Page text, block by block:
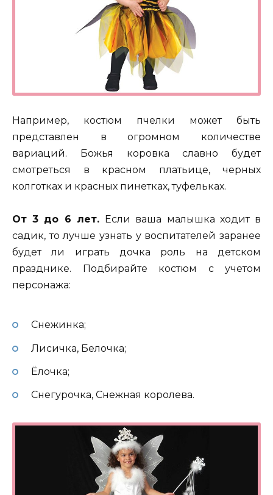
Например, костюм пчелки может быть
представлен в огромном количестве
вариаций. Божья коровка славно будет
смотреться в красном платьице, черных
колготках и красных пинетках, туфельках.
От 3 до 6 лет. Если ваша малышка ходит в
садик, то лучше узнать у воспитателей заранее
будет ли играть дочка роль на детском
празднике. Подбирайте костюм с учетом
персонажа:
Снежинка;
Лисичка, Белочка;
Ёлочка;
Снегурочка, Снежная королева.